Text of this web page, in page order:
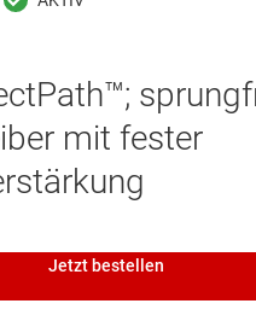
mit fester
Jetzt bestellen